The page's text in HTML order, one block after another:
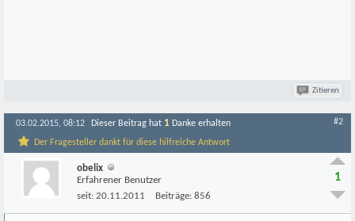
Zitieren
03.02.2015, 08:12 Dieser Beitrag hat 1 Danke erhalten
Der Fragesteller dankt für diese hilfreiche Antwort
#2
obelix
Erfahrener Benutzer
seit: 20.11.2011 Beiträge: 856
1